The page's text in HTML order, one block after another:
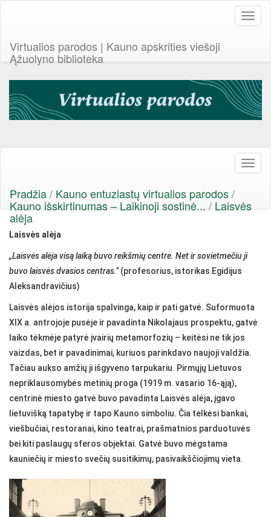
Virtualios parodos | Kauno apskrities viešoji
Ąžuolyno biblioteka
Pradžia/ Kauno entuziastų virtualios parodos/
Kauno išskirtinumas – Laikinoji sostinė... / Laisvės
alėja
Laisvės alėja
„Laisvės alėja visą laiką buvo reikšmių centre. Net ir sovietmečiu ji
buvo laisvės dvasios centras.“(profesorius, istorikas Egidijus
Aleksandravičius)
Laisvės alėjos istorija spalvinga, kaip ir pati gatvė. Suformuota
XIX a. antrojoje pusėje ir pavadinta Nikolajaus prospektu, gatvė
laiko tėkmėje patyrė įvairių metamorfozių – keitėsi ne tik jos
vaizdas, bet ir pavadinimai, kuriuos parinkdavo naujoji valdžia.
Tačiau aukso amžių ji išgyveno tarpukariu. Pirmųjų Lietuvos
nepriklausomybės metinių proga (1919 m. vasario 16-ąją),
centrinė miesto gatvė buvo pavadinta Laisvės alėja, įgavo
lietuvišką tapatybę ir tapo Kauno simboliu. Čia telkėsi bankai,
viešbučiai, restoranai, kino teatrai, prašmatnios parduotuvės
bei kiti paslaugų sferos objektai. Gatvė buvo mėgstama
kauniečių ir miesto svečių susitikimų, pasivaikščiojimų vieta.